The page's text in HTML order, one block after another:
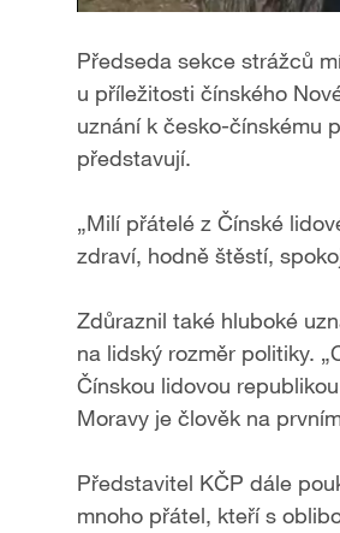
l
a
y
V
i
d
e
o
Předseda sekce strážců
u příležitosti čínského
uznání k česko-čínskému
představují.
„Milí přátelé z Čínské
zdraví, hodně štěstí,
Zdůraznil také hluboké
na lidský rozměr politiky.
Čínskou lidovou
Moravy je člověk na
Představitel KČP dále
mnoho přátel, kteří s